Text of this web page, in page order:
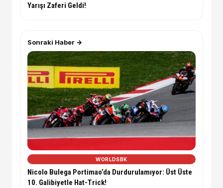
Yarışı Zaferi Geldi!
Sonraki Haber →
WORLDSBK
Nicolo Bulega Portimao’da Durdurulamıyor: Üst Üste
10. Galibiyetle Hat-Trick!